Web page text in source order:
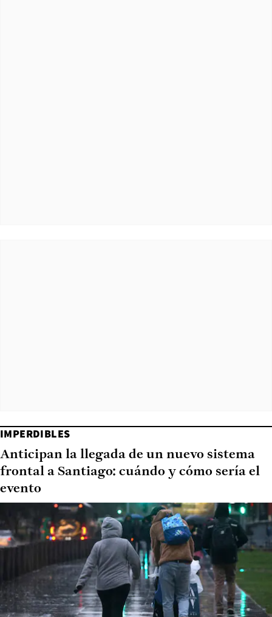
IMPERDIBLES
Anticipan la llegada de un nuevo sistema
frontal a Santiago: cuándo y cómo sería el
evento